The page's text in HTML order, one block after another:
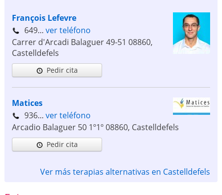
François Lefevre
649... ver teléfono
Carrer d'Arcadi Balaguer 49-51 08860,
Castelldefels
Pedir cita
Matices
936... ver teléfono
Arcadio Balaguer 50 1º1º08860, Castelldefels
Pedir cita
Ver más terapias alternativas en Castelldefels